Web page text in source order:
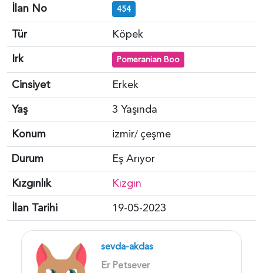
İlan No 454
Tür
Köpek
Irk
Pomeranian Boo
Cinsiyet
Erkek
Yaş
3 Yaşında
Konum
izmir/ çeşme
Durum
Eş Arıyor
Kızgınlık
Kızgın
İlan Tarihi
19-05-2023
sevda-akdas
Er Petsever